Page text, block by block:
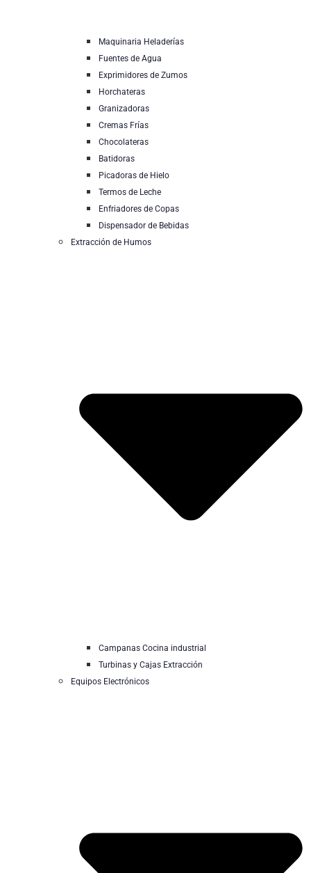
Maquinaria Heladerías
Fuentes de Agua
Exprimidores de Zumos
Horchateras
Granizadoras
Cremas Frías
Chocolateras
Batidoras
Picadoras de Hielo
Termos de Leche
Enfriadores de Copas
Dispensador de Bebidas
Extracción de Humos
Campanas Cocina industrial
Turbinas y Cajas Extracción
Equipos Electrónicos